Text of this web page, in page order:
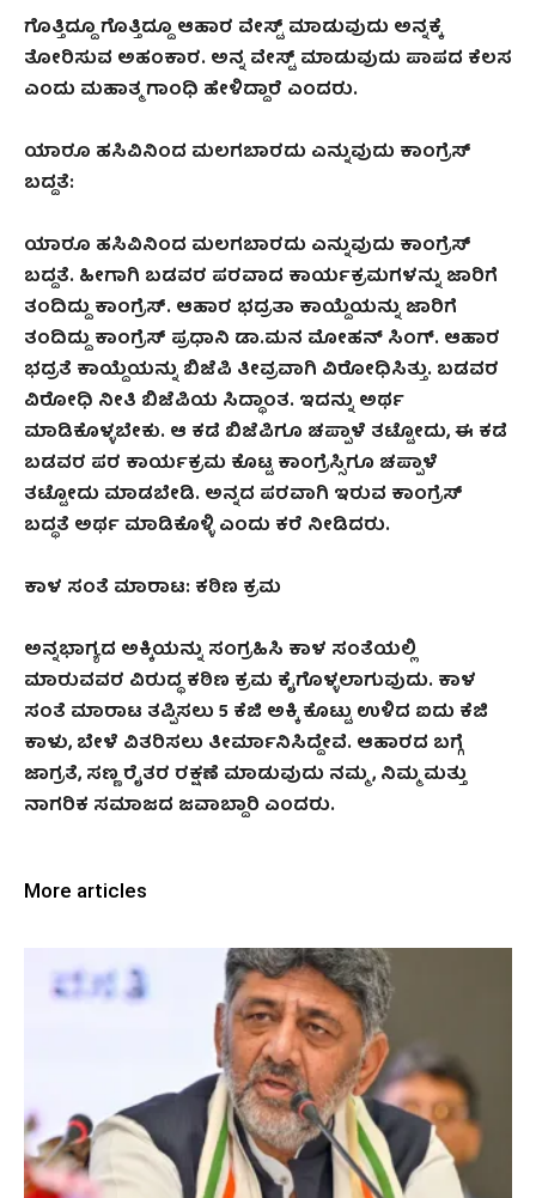
ಗೊತ್ತಿದ್ದೂ ಗೊತ್ತಿದ್ದೂ ಆಹಾರ ವೇಸ್ಟ್ ಮಾಡುವುದು ಅನ್ನಕ್ಕೆ
ತೋರಿಸುವ ಅಹಂಕಾರ. ಅನ್ನ ವೇಸ್ಟ್ ಮಾಡುವುದು ಪಾಪದ ಕೆಲಸ
ಎಂದು ಮಹಾತ್ಮ ಗಾಂಧಿ ಹೇಳಿದ್ದಾರೆ‌ ಎಂದರು.
ಯಾರೂ ಹಸಿವಿನಿಂದ ಮಲಗಬಾರದು ಎನ್ನುವುದು ಕಾಂಗ್ರೆಸ್
ಬದ್ದತೆ:
ಯಾರೂ ಹಸಿವಿನಿಂದ ಮಲಗಬಾರದು ಎನ್ನುವುದು ಕಾಂಗ್ರೆಸ್
ಬದ್ದತೆ. ಹೀಗಾಗಿ ಬಡವರ ಪರವಾದ ಕಾರ್ಯಕ್ರಮಗಳನ್ನು ಜಾರಿಗೆ
ತಂದಿದ್ದು ಕಾಂಗ್ರೆಸ್. ಆಹಾರ ಭದ್ರತಾ ಕಾಯ್ದೆಯನ್ನು ಜಾರಿಗೆ
ತಂದಿದ್ದು ಕಾಂಗ್ರೆಸ್ ಪ್ರಧಾನಿ ಡಾ.ಮನ ಮೋಹನ್ ಸಿಂಗ್. ಆಹಾರ
ಭದ್ರತೆ ಕಾಯ್ದೆಯನ್ನು ಬಿಜೆಪಿ ತೀವ್ರವಾಗಿ ವಿರೋಧಿಸಿತ್ತು. ಬಡವರ
ವಿರೋಧಿ ನೀತಿ ಬಿಜೆಪಿಯ ಸಿದ್ಧಾಂತ. ಇದನ್ನು ಅರ್ಥ
ಮಾಡಿಕೊಳ್ಳಬೇಕು. ಆ ಕಡೆ ಬಿಜೆಪಿಗೂ ಚಪ್ಪಾಳೆ ತಟ್ಟೋದು, ಈ ಕಡೆ
ಬಡವರ ಪರ ಕಾರ್ಯಕ್ರಮ ಕೊಟ್ಟ ಕಾಂಗ್ರೆಸ್ಸಿಗೂ ಚಪ್ಪಾಳೆ
ತಟ್ಟೋದು ಮಾಡಬೇಡಿ. ಅನ್ನದ ಪರವಾಗಿ ಇರುವ ಕಾಂಗ್ರೆಸ್
ಬದ್ಧತೆ ಅರ್ಥ ಮಾಡಿಕೊಳ್ಳಿ ಎಂದು ಕರೆ ನೀಡಿದರು.
ಕಾಳ ಸಂತೆ ಮಾರಾಟ: ಕಠಿಣ ಕ್ರಮ
ಅನ್ನಭಾಗ್ಯದ ಅಕ್ಕಿಯನ್ನು ಸಂಗ್ರಹಿಸಿ ಕಾಳ ಸಂತೆಯಲ್ಲಿ
ಮಾರುವವರ ವಿರುದ್ಧ ಕಠಿಣ ಕ್ರಮ ಕೈಗೊಳ್ಳಲಾಗುವುದು. ಕಾಳ
ಸಂತೆ ಮಾರಾಟ ತಪ್ಪಿಸಲು 5 ಕೆಜಿ ಅಕ್ಕಿ ಕೊಟ್ಟು ಉಳಿದ ಐದು ಕೆಜಿ
ಕಾಳು, ಬೇಳೆ ವಿತರಿಸಲು ತೀರ್ಮಾನಿಸಿದ್ದೇವೆ. ಆಹಾರದ ಬಗ್ಗೆ
ಜಾಗ್ರತೆ, ಸಣ್ಣ ರೈತರ ರಕ್ಷಣೆ ಮಾಡುವುದು ನಮ್ಮ , ನಿಮ್ಮ ಮತ್ತು
ನಾಗರಿಕ ಸಮಾಜದ ಜವಾಬ್ದಾರಿ ಎಂದರು.
More articles